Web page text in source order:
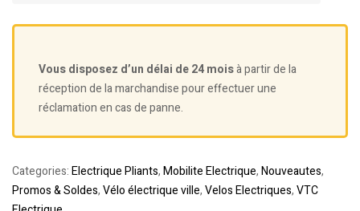
Vous disposez d’un délai de 24 moisà partir de la
réception de la marchandise pour effectuer une
réclamation en cas de panne.
Categories:Electrique Pliants,Mobilite Electrique,Nouveautes,
Promos & Soldes,Vélo électrique ville,Velos Electriques,VTC